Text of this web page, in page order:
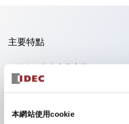
本網站使用cookie
主要特點
可進行集合密著安裝
附鎖選擇開關採用高安全性的